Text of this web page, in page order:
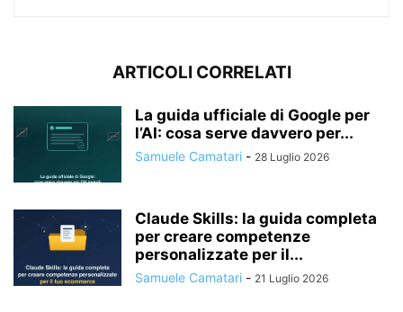
ARTICOLI CORRELATI
La guida ufficiale di Google per
l’AI: cosa serve davvero per...
Samuele Camatari - 28 Luglio 2026
Claude Skills: la guida completa
per creare competenze
personalizzate per il...
Samuele Camatari - 21 Luglio 2026